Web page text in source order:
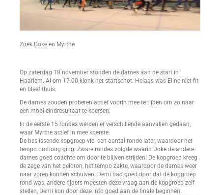
Zoek Doke en Myrthe
Op zaterdag 18 november stonden de dames aan de start in
Haarlem. Al om 17.00 klonk het startschot. Helaas was Eline niet fit
en bleef thuis.
De dames zouden proberen actief voorin mee te rijden om zo naar
een mooi eindresultaat te koersen.
In de eerste 15 rondes werden er verschillende aanvallen gedaan,
waar Myrthe actief in mee koerste.
De beslissende kopgroep viel een aantal ronde later, waardoor het
tempo omhoog ging. Zware rondes volgde waarin Doke de andere
dames goed coachte om door te blijven strijden! De kopgroep kreeg
de zege van het peloton, het tempo zakte, waardoor de dames weer
naar voren konden schuiven. Demi had goed door dat de kopgroep
rond was, andere rijders moesten deze vraag aan de kopgroep zelf
stellen, Demi kon door deze info goed aan de finale beginnen.